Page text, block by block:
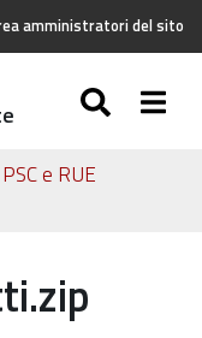
amministratori del sito
PSC e RUE